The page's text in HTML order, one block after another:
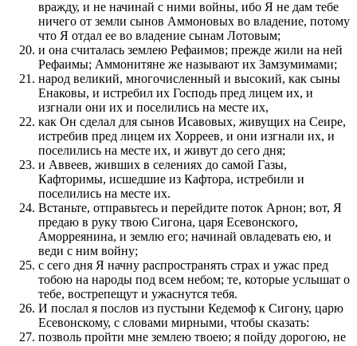
вражду, и не начинай с ними войны, ибо Я не дам тебе
ничего от земли сынов Аммоновых во владение, потому
что Я отдал ее во владение сынам Лотовым;
и она считалась землею Рефаимов; прежде жили на ней
Рефаимы; Аммонитяне же называют их Замзумимами;
народ великий, многочисленный и высокий, как сыны
Енаковы, и истребил их Господь пред лицем их, и
изгнали они их и поселились на месте их,
как Он сделал для сынов Исавовых, живущих на Сеире,
истребив пред лицем их Хорреев, и они изгнали их, и
поселились на месте их, и живут до сего дня;
и Аввеев, живших в селениях до самой Газы,
Кафторимы, исшедшие из Кафтора, истребили и
поселились на месте их.
Встаньте, отправьтесь и перейдите поток Арнон; вот, Я
предаю в руку твою Сигона, царя Есевонского,
Аморреянина, и землю его; начинай овладевать ею, и
веди с ним войну;
с сего дня Я начну распространять страх и ужас пред
тобою на народы под всем небом; те, которые услышат о
тебе, вострепещут и ужаснутся тебя.
И послал я послов из пустыни Кедемоф к Сигону, царю
Есевонскому, с словами мирными, чтобы сказать:
позволь пройти мне землею твоею; я пойду дорогою, не